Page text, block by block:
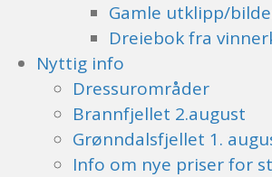
Gamle utklipp/
Dreiebok fra
Nyttig info
Dressurområder
Brannfjellet 2.august
Grønndalsfjellet 1.
Info om nye priser for